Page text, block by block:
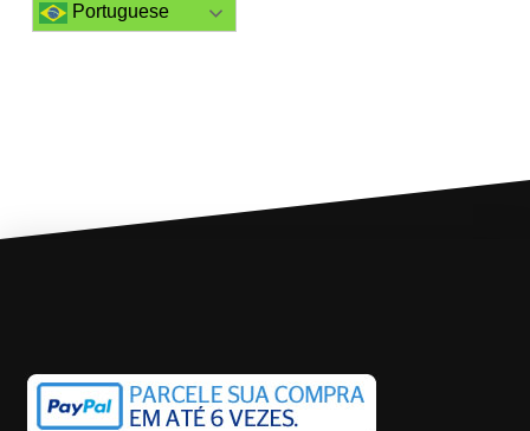
Portuguese